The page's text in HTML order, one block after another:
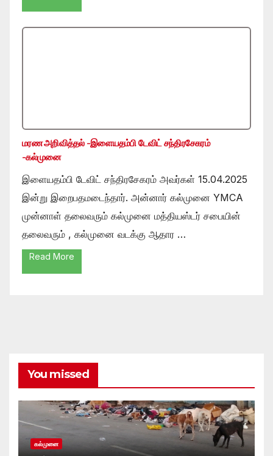
மரண அறிவித்தல் -இளையதம்பி டேவிட் சந்திரசேகரம்
-கல்முனை
இளையதம்பி டேவிட் சந்திரசேகரம் அவர்கள் 15.04.2025
இன்று இறைபதமடைந்தார். அன்னார் கல்முனை YMCA
முன்னாள் தலைவரும் கல்முனை மத்தியஸ்டர் சபையின்
தலைவரும் , கல்முனை வடக்கு ஆதார …
Read More
You missed
கல்முனை